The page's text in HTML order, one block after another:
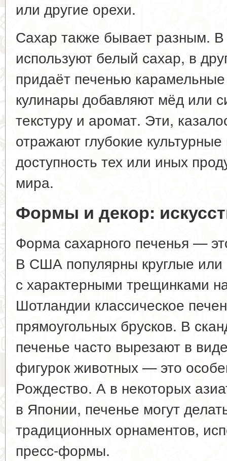
или другие орехи.
Сахар также бывает разным. В
используют белый сахар, в
придаёт печенью
кулинары добавляют мёд или
текстуру и аромат. Эти,
отражают глубокие
доступность тех или иных
мира.
Формы и декор:
Форма сахарного печенья —
В США популярны круглые или
с характерными трещинками
Шотландии классическое
прямоугольных брусков. В
печенье часто вырезают в
фигурок животных — это
Рождество. А в некоторых
в Японии, печенье могут
традиционных орнаментов,
пресс-формы.